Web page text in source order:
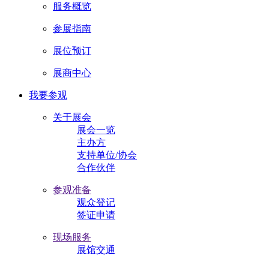
服务概览
参展指南
展位预订
展商中心
我要参观
关于展会
展会一览
主办方
支持单位/协会
合作伙伴
参观准备
观众登记
签证申请
现场服务
展馆交通